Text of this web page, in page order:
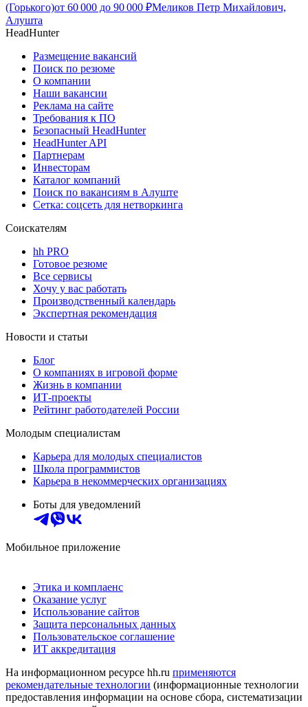
(Горького)от 60 000 до 90 000 ₽Меликов Петр Михайлович,
Алушта
HeadHunter
Размещение вакансий
Поиск по резюме
О компании
Наши вакансии
Реклама на сайте
Требования к ПО
Безопасный HeadHunter
HeadHunter API
Партнерам
Инвесторам
Каталог компаний
Поиск по вакансиям в Алуште
Сетка: соцсеть для нетворкинга
Соискателям
hh PRO
Готовое резюме
Все сервисы
Хочу у вас работать
Производственный календарь
Экспертная рекомендация
Новости и статьи
Блог
О компаниях в игровой форме
Жизнь в компании
ИТ-проекты
Рейтинг работодателей России
Молодым специалистам
Карьера для молодых специалистов
Школа программистов
Карьера в некоммерческих организациях
Боты для уведомлений
Мобильное приложение
Этика и комплаенс
Оказание услуг
Использование сайтов
Защита персональных данных
Пользовательское соглашение
ИТ аккредитация
На информационном ресурсе hh.ru применяются
рекомендательные технологии (информационные технологии
предоставления информации на основе сбора, систематизации